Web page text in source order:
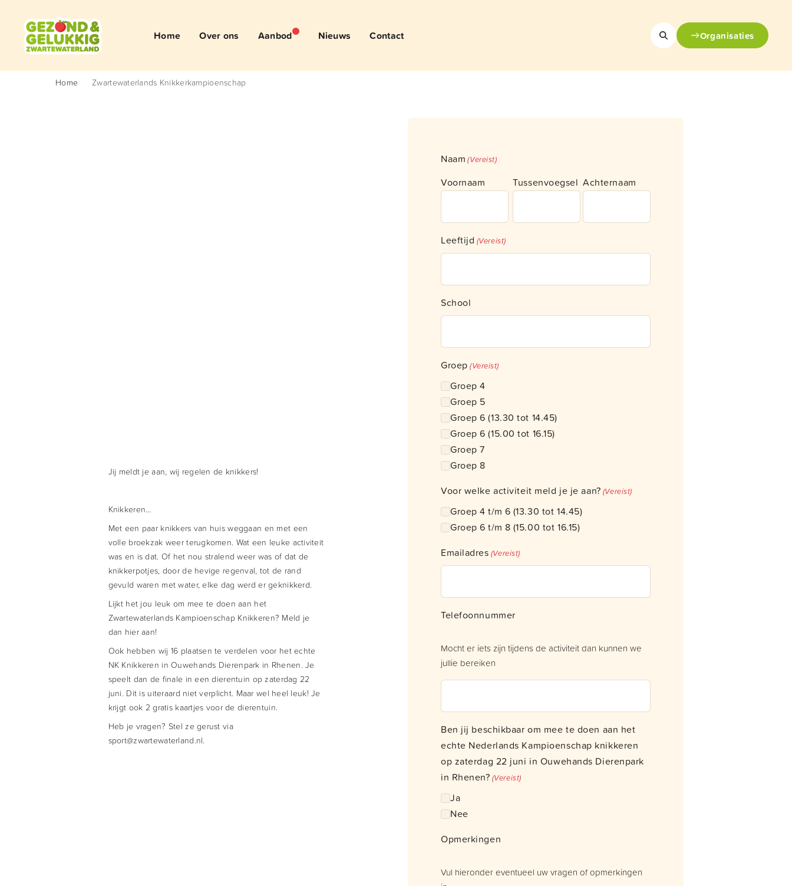
Home Over ons Aanbod Nieuws Contact Organisaties
Home Zwartewaterlands Knikkerkampioenschap
Jij meldt je aan, wij regelen de knikkers!
Knikkeren…
Met een paar knikkers van huis weggaan en met een
volle broekzak weer terugkomen. Wat een leuke activiteit
was en is dat. Of het nou stralend weer was of dat de
knikkerpotjes, door de hevige regenval, tot de rand
gevuld waren met water, elke dag werd er geknikkerd.
Lijkt het jou leuk om mee te doen aan het
Zwartewaterlands Kampioenschap Knikkeren? Meld je
dan hier aan!
Ook hebben wij 16 plaatsen te verdelen voor het echte
NK Knikkeren in Ouwehands Dierenpark in Rhenen. Je
speelt dan de finale in een dierentuin op zaterdag 22
juni. Dit is uiteraard niet verplicht. Maar wel heel leuk! Je
krijgt ook 2 gratis kaartjes voor de dierentuin.
Heb je vragen? Stel ze gerust via
sport@zwartewaterland.nl.
Naam (Vereist)
Voornaam Tussenvoegsel Achternaam
Leeftijd (Vereist)
School
Groep (Vereist)
Groep 4
Groep 5
Groep 6 (13.30 tot 14.45)
Groep 6 (15.00 tot 16.15)
Groep 7
Groep 8
Voor welke activiteit meld je je aan? (Vereist)
Groep 4 t/m 6 (13.30 tot 14.45)
Groep 6 t/m 8 (15.00 tot 16.15)
Emailadres (Vereist)
Telefoonnummer
Mocht er iets zijn tijdens de activiteit dan kunnen we
jullie bereiken
Ben jij beschikbaar om mee te doen aan het
echte Nederlands Kampioenschap knikkeren
op zaterdag 22 juni in Ouwehands Dierenpark
in Rhenen? (Vereist)
Ja
Nee
Opmerkingen
Vul hieronder eventueel uw vragen of opmerkingen